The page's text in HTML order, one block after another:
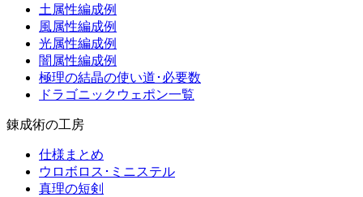
土属性編成例
風属性編成例
光属性編成例
闇属性編成例
極理の結晶の使い道･必要数
ドラゴニックウェポン一覧
錬成術の工房
仕様まとめ
ウロボロス･ミニステル
真理の短剣